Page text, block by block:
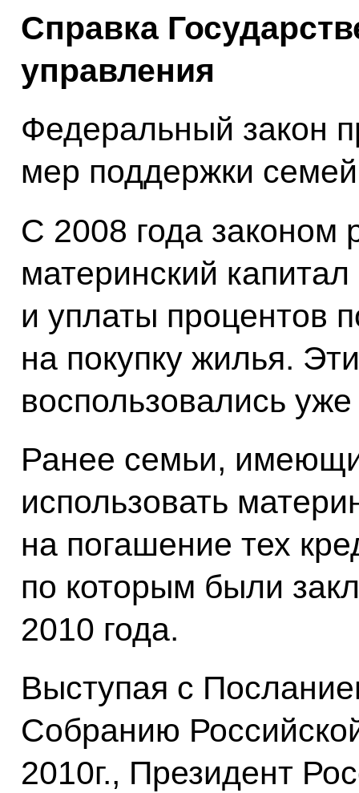
Справка
управления
Федеральный закон
мер поддержки
С 2008 года законом
материнский
и уплаты процентов
на покупку жилья.
воспользовались
Ранее семьи,
использовать
на погашение тех
по которым были
2010 года.
Выступая с
Собранию
2010г., Президент